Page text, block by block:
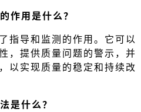
作用是什么？
指导和监测的作用。它可以
，提供质量问题的警示，并
以实现质量的稳定和持续改
是什么？